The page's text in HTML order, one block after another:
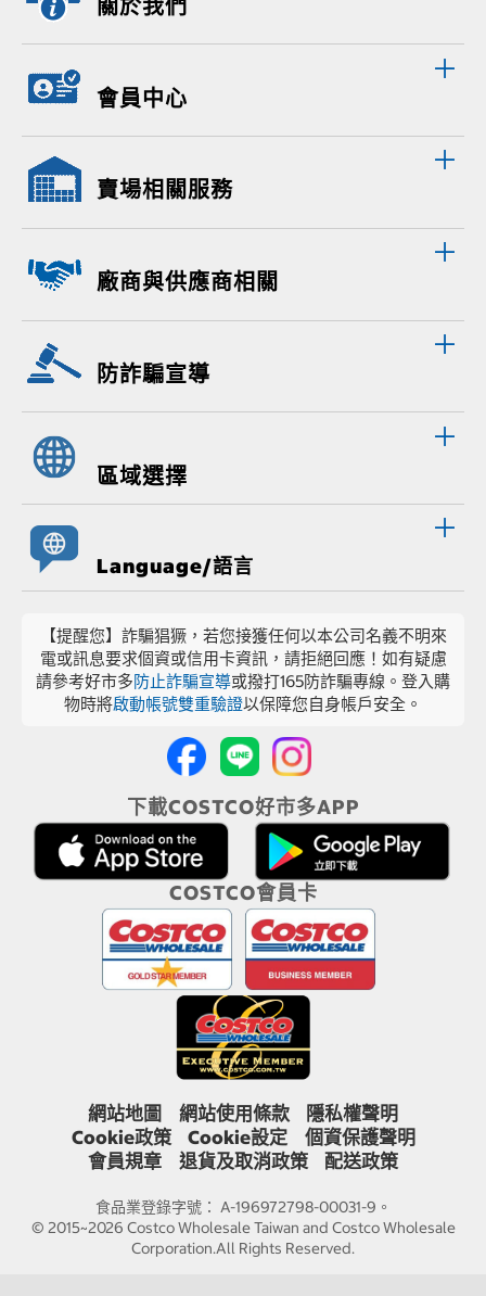
關於我們
會員中心
賣場相關服務
廠商與供應商相關
防詐騙宣導
區域選擇
Language/語言
【提醒您】詐騙猖獗，若您接獲任何以本公司名義不明來
電或訊息要求個資或信用卡資訊，請拒絕回應！如有疑慮
請參考好市多防止詐騙宣導或撥打165防詐騙專線。登入購
物時將啟動帳號雙重驗證以保障您自身帳戶安全。
下載COSTCO好市多APP
COSTCO會員卡
網站地圖 網站使用條款
隱私權聲明
Cookie政策
Cookie設定
個資保護聲明
會員規章
退貨及取消政策 配送政策
食品業登錄字號： A-196972798-00031-9。
© 2015~2026 Costco Wholesale Taiwan and Costco Wholesale
Corporation.All Rights Reserved.